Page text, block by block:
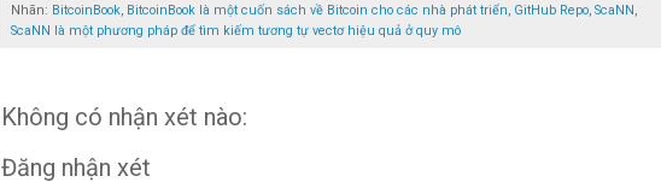
Nhãn: BitcoinBook BitcoinBook là một cuốn sách về Bitcoin cho các nhà phát triển GitHub Repo ScaNN
ScaNN là một phương pháp để tìm kiếm tương tự vectơ hiệu quả ở quy mô
Không có nhận xét nào:
Đăng nhận xét